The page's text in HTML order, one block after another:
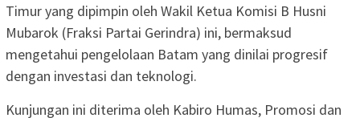
Timur yang dipimpin oleh Wakil Ketua Komisi B Husni
Mubarok (Fraksi Partai Gerindra) ini, bermaksud
mengetahui pengelolaan Batam yang dinilai progresif
dengan investasi dan teknologi.
Kunjungan ini diterima oleh Kabiro Humas, Promosi dan